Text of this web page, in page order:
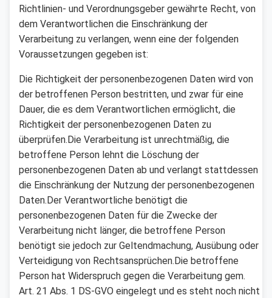
Richtlinien- und Verordnungsgeber gewährte Recht, von
dem Verantwortlichen die Einschränkung der
Verarbeitung zu verlangen, wenn eine der folgenden
Voraussetzungen gegeben ist:
Die Richtigkeit der personenbezogenen Daten wird von
der betroffenen Person bestritten, und zwar für eine
Dauer, die es dem Verantwortlichen ermöglicht, die
Richtigkeit der personenbezogenen Daten zu
überprüfen.Die Verarbeitung ist unrechtmäßig, die
betroffene Person lehnt die Löschung der
personenbezogenen Daten ab und verlangt stattdessen
die Einschränkung der Nutzung der personenbezogenen
Daten.Der Verantwortliche benötigt die
personenbezogenen Daten für die Zwecke der
Verarbeitung nicht länger, die betroffene Person
benötigt sie jedoch zur Geltendmachung, Ausübung oder
Verteidigung von Rechtsansprüchen.Die betroffene
Person hat Widerspruch gegen die Verarbeitung gem.
Art. 21 Abs. 1 DS-GVO eingelegt und es steht noch nicht